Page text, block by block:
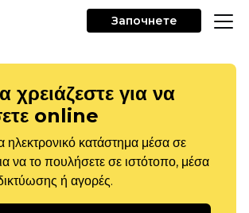
Започнете
για να
online
ηλεκτρονικό κατάστημα μέσα σε
να το πουλήσετε σε ιστότοπο, μέσα
ή αγορές.